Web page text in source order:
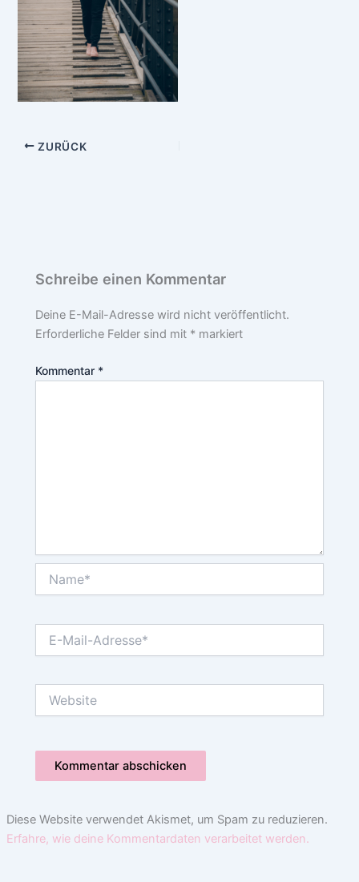
ZURÜCK
Schreibe einen Kommentar
Deine E-Mail-Adresse wird nicht veröffentlicht.
Erforderliche Felder sind mit * markiert
Kommentar *
Mail-
Diese Website verwendet Akismet, um Spam zu reduzieren.
Erfahre, wie deine Kommentardaten verarbeitet werden.